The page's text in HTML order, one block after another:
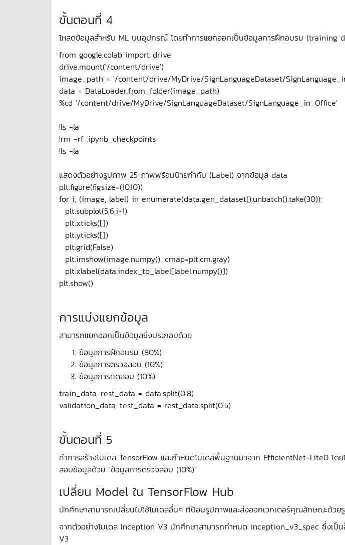
ขั้นตอนที่ 4
โหลดข้อมูลสำหรับ ML บนอุปกรณ์ โดยทำการแยกออกเป็นข้อมูลการฝึกอบรม
from google.colab import drive
drive.mount('/content/drive')
image_path = '/content/drive/MyDrive/SignLanguageDataset/
data = DataLoader.from_folder(image_path)
%cd '/content/drive/MyDrive/SignLanguageDataset/SignLanguage_in_Office'
!ls -la
!rm -rf .ipynb_checkpoints
!ls -la
แสดงตัวอย่างรูปภาพ 25 ภาพพร้อมป้ายกำกับ (Label) จากข้อมูล data
plt.figure(figsize=(10,10))
for i, (image, label) in enumerate(data.gen_dataset().unbatch().take(30)):
plt.subplot(5,6,i+1)
plt.xticks([])
plt.yticks([])
plt.grid(False)
plt.imshow(image.numpy(), cmap=plt.cm.gray)
plt.xlabel(data.index_to_label[label.numpy()])
plt.show()
การแบ่งแยกข้อมูล
สามารถแยกออกเป็นข้อมูลซึ่งประกอบด้วย
ข้อมูลการฝึกอบรม (80%)
ข้อมูลการตรวจสอบ (10%)
ข้อมูลการทดสอบ (10%)
train_data, rest_data = data.split(0.8)
validation_data, test_data = rest_data.split(0.5)
ขั้นตอนที่ 5
ทำการสร้างโมเดล TensorFlow และกำหนดโมเดลพื้นฐานมาจาก EfficientNet-Lite0 โ
สอบข้อมูลด้วย "ข้อมูลการตรวจสอบ (10%)"
เปลี่ยน Model ใน TensorFlow Hub
นักศึกษาสามารถเปลี่ยนไปใช้โมเดลอื่นๆ ที่ป้อนรูปภาพและส่งออกเวกเตอร์คุณลักษณะด้วย
จากตัวอย่างโมเดล Inception V3 นักศึกษาสามารถกำหนด inception_v3_spec ซึ่งเ
V3